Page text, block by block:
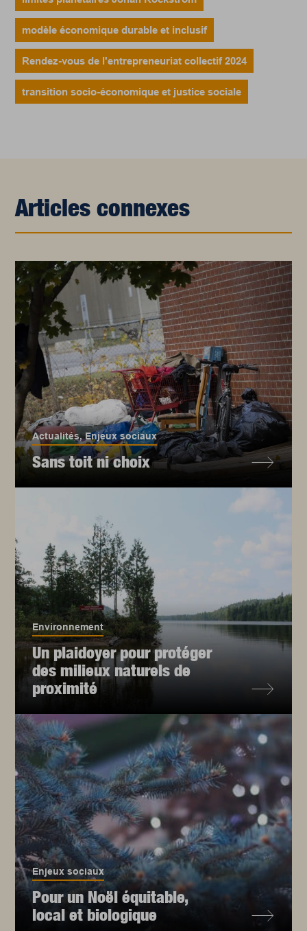
modèle économique durable et inclusif
Rendez-vous de l'entrepreneuriat collectif 2024
transition socio-économique et justice sociale
Articles connexes
Actualités,Enjeux sociaux
Sans toit ni choix
Environnement
Un plaidoyer pour protéger
des milieux naturels de
proximité
Enjeux sociaux
Pour un Noël équitable,
local et biologique